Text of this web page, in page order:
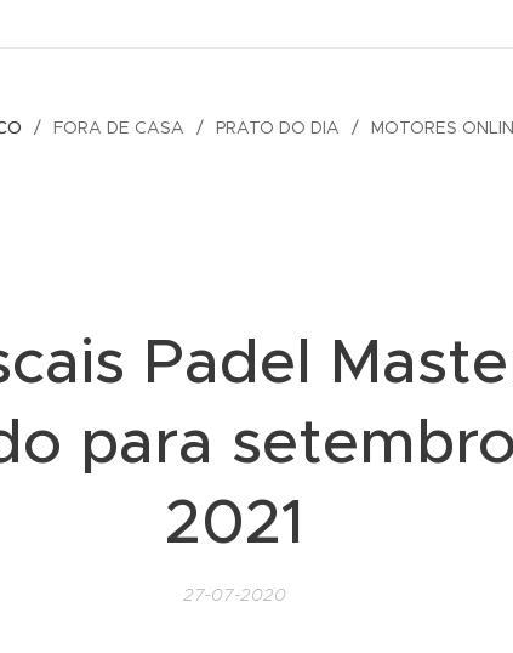
FORA DE CASA PRATO DO DIA MOTORES
Padel
para
2021
27-07-2020